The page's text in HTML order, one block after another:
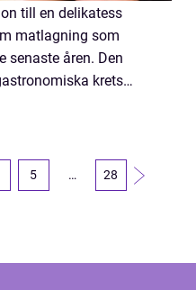
till en delikatess
matlagning som
senaste åren. Den
kretsar
5 … 28